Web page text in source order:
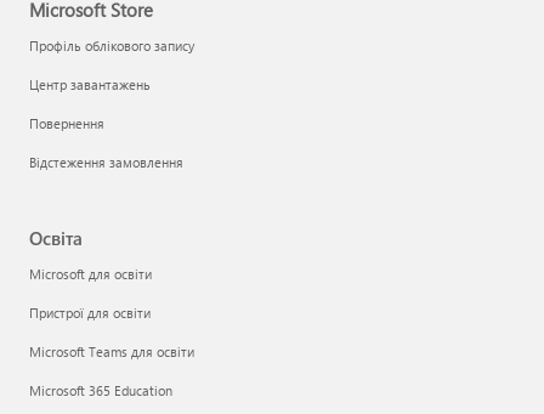
Microsoft Store
Профіль облікового запису
Центр завантажень
Повернення
Відстеження замовлення
Освіта
Microsoft для освіти
Пристрої для освіти
Microsoft Teams для освіти
Microsoft 365 Education